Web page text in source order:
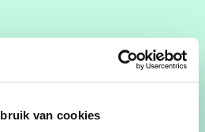
van cookies